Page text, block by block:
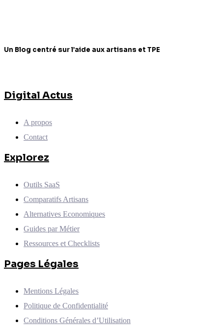
Un Blog centré sur l’aide aux artisans et TPE
Digital Actus
A propos
Contact
Explorez
Outils SaaS
Comparatifs Artisans
Alternatives Economiques
Guides par Métier
Ressources et Checklists
Pages Légales
Mentions Légales
Politique de Confidentialité
Conditions Générales d’Utilisation